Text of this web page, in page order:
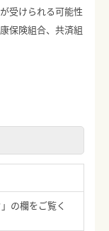
受けられる可能性
保険組合、共済組
の欄をご覧く